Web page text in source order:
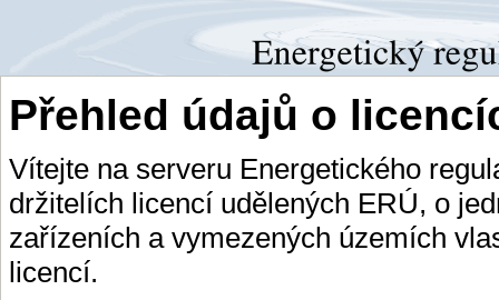
Přehled údajů o
Vítejte na serveru Energetického
držitelích licencí udělených ERÚ, o
zařízeních a vymezených územích
licencí.